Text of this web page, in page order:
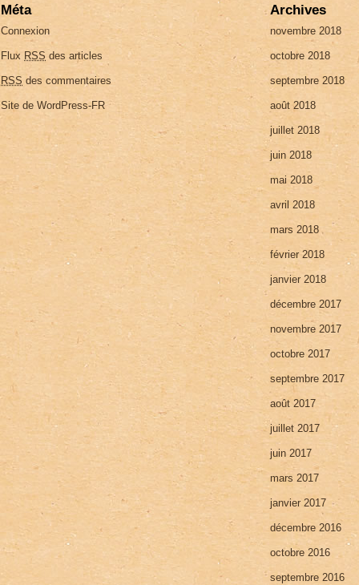
Méta
Connexion
Flux RSS des articles
RSS des commentaires
Site de WordPress-FR
Archives
novembre 2018
octobre 2018
septembre 2018
août 2018
juillet 2018
juin 2018
mai 2018
avril 2018
mars 2018
février 2018
janvier 2018
décembre 2017
novembre 2017
octobre 2017
septembre 2017
août 2017
juillet 2017
juin 2017
mars 2017
janvier 2017
décembre 2016
octobre 2016
septembre 2016